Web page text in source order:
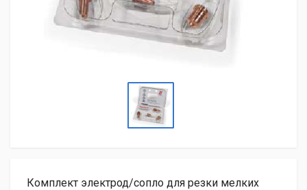
Комплект электрод/сопло для резки мелких